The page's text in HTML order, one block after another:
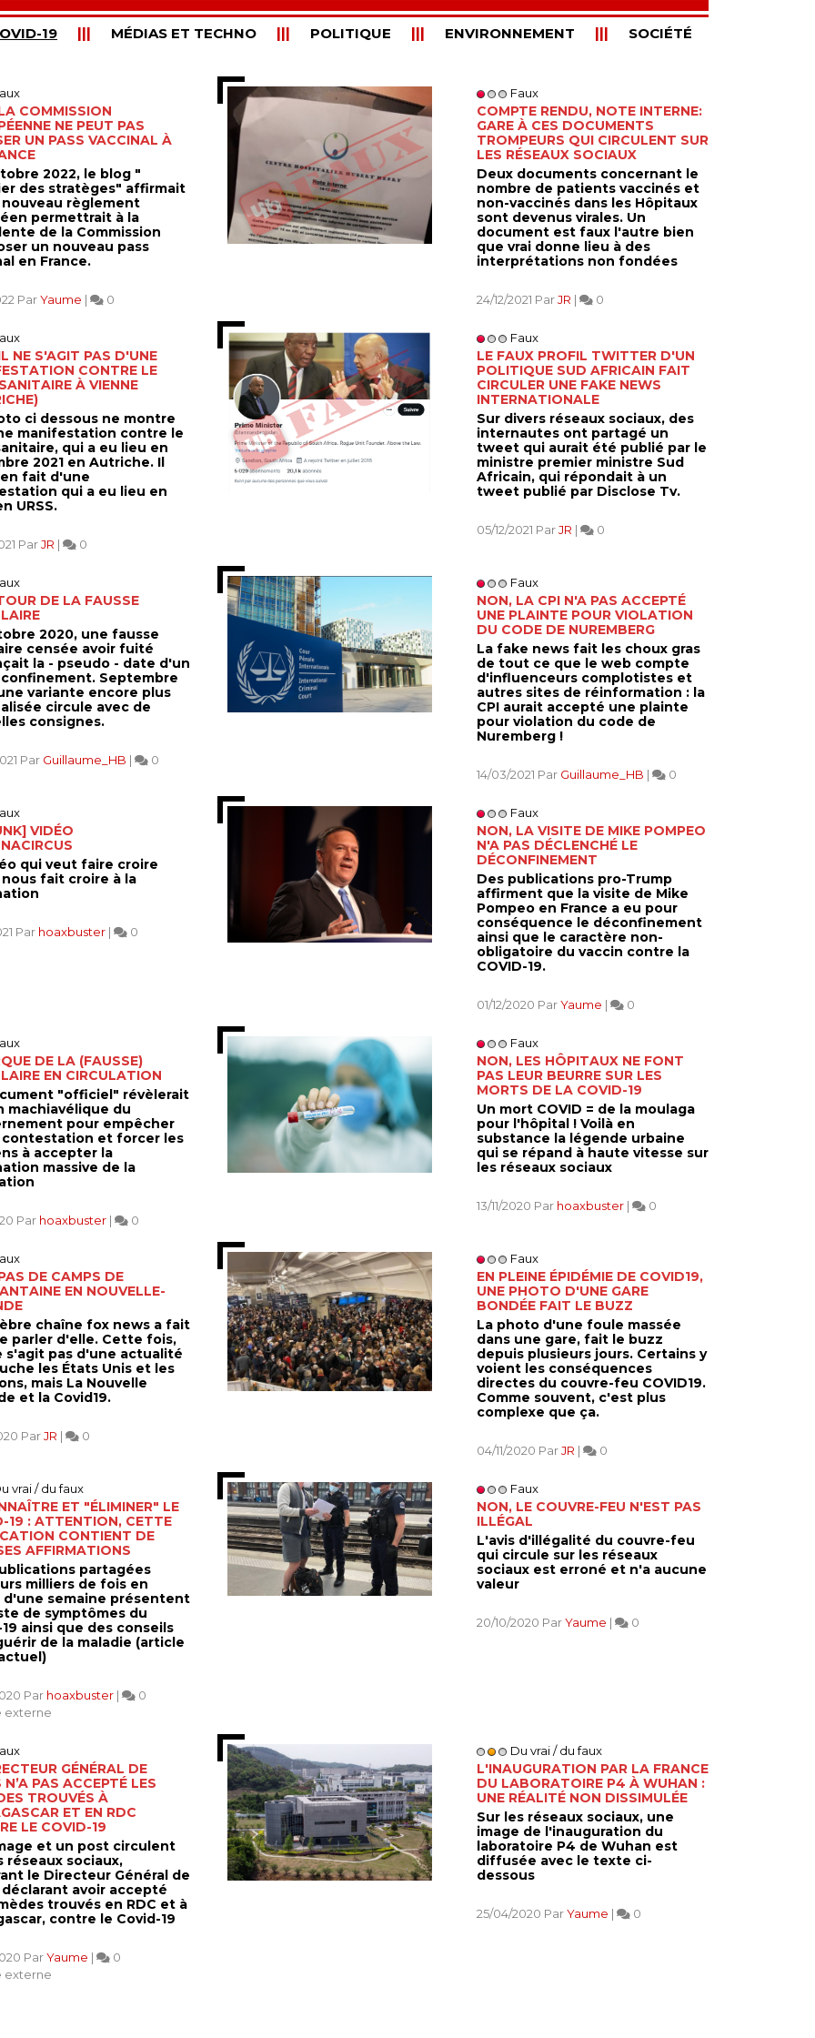
19 MÉDIAS ET TECHNO POLITIQUE ENVIRONNEMENT SOCIÉTÉ
COMMISSION
NE PEUT PAS
UN PASS VACCINAL À
2022, le blog "
des stratèges" affirmait
règlement
permettrait à la
de la Commission
un nouveau pass
en France.
ParYaume | 0
Faux
COMPTE RENDU, NOTE INTERNE:
GARE À CES DOCUMENTS
TROMPEURS QUI CIRCULENT SUR
LES RÉSEAUX SOCIAUX
Deux documents concernant le
nombre de patients vaccinés et
non-vaccinés dans les Hôpitaux
sont devenus virales. Un
document est faux l'autre bien
que vrai donne lieu à des
interprétations non fondées
24/12/2021 ParJR | 0
NE S'AGIT PAS D'UNE
CONTRE LE
À VIENNE
ci dessous ne montre
manifestation contre le
qui a eu lieu en
2021 en Autriche. Il
fait d'une
qui a eu lieu en
URSS.
ParJR | 0
Faux
LE FAUX PROFIL TWITTER D'UN
POLITIQUE SUD AFRICAIN FAIT
CIRCULER UNE FAKE NEWS
INTERNATIONALE
Sur divers réseaux sociaux, des
internautes ont partagé un
tweet qui aurait été publié par le
ministre premier ministre Sud
Africain, qui répondait à un
tweet publié par Disclose Tv.
05/12/2021 ParJR | 0
DE LA FAUSSE
2020, une fausse
censée avoir fuité
la - pseudo - date d'un
Septembre
variante encore plus
circule avec de
consignes.
Par Guillaume_HB | 0
Faux
NON, LA CPI N'A PAS ACCEPTÉ
UNE PLAINTE POUR VIOLATION
DU CODE DE NUREMBERG
La fake news fait les choux gras
de tout ce que le web compte
d'influenceurs complotistes et
autres sites de réinformation : la
CPI aurait accepté une plainte
pour violation du code de
Nuremberg !
14/03/2021 Par Guillaume_HB | 0
VIDÉO
qui veut faire croire
fait croire à la
Par hoaxbuster | 0
Faux
NON, LA VISITE DE MIKE POMPEO
N'A PAS DÉCLENCHÉ LE
DÉCONFINEMENT
Des publications pro-Trump
affirment que la visite de Mike
Pompeo en France a eu pour
conséquence le déconfinement
ainsi que le caractère non-
obligatoire du vaccin contre la
COVID-19.
01/12/2020 ParYaume | 0
DE LA (FAUSSE)
EN CIRCULATION
"officiel" révèlerait
machiavélique du
pour empêcher
et forcer les
à accepter la
massive de la
Par hoaxbuster | 0
Faux
NON, LES HÔPITAUX NE FONT
PAS LEUR BEURRE SUR LES
MORTS DE LA COVID-19
Un mort COVID = de la moulaga
pour l'hôpital ! Voilà en
substance la légende urbaine
qui se répand à haute vitesse sur
les réseaux sociaux
13/11/2020 Par hoaxbuster | 0
DE CAMPS DE
EN NOUVELLE-
chaîne fox news a fait
parler d'elle. Cette fois,
s'agit pas d'une actualité
les États Unis et les
mais La Nouvelle
et la Covid19.
ParJR | 0
Faux
EN PLEINE ÉPIDÉMIE DE COVID19,
UNE PHOTO D'UNE GARE
BONDÉE FAIT LE BUZZ
La photo d'une foule massée
dans une gare, fait le buzz
depuis plusieurs jours. Certains y
voient les conséquences
directes du couvre-feu COVID19.
Comme souvent, c'est plus
complexe que ça.
04/11/2020 ParJR | 0
vrai / du faux
ET "ÉLIMINER" LE
19 : ATTENTION, CETTE
CONTIENT DE
AFFIRMATIONS
partagées
milliers de fois en
d'une semaine présentent
de symptômes du
ainsi que des conseils
de la maladie (article
Par hoaxbuster |
0
externe
Faux
NON, LE COUVRE-FEU N'EST PAS
ILLÉGAL
L'avis d'illégalité du couvre-feu
qui circule sur les réseaux
sociaux est erroné et n'a aucune
valeur
20/10/2020 ParYaume | 0
GÉNÉRAL DE
N’A PAS ACCEPTÉ LES
TROUVÉS À
ET EN RDC
LE COVID-19
et un post circulent
réseaux sociaux,
le Directeur Général de
déclarant avoir accepté
trouvés en RDC et à
contre le Covid-19
ParYaume |
0
externe
Du vrai / du faux
L'INAUGURATION PAR LA FRANCE
DU LABORATOIRE P4 À WUHAN :
UNE RÉALITÉ NON DISSIMULÉE
Sur les réseaux sociaux, une
image de l'inauguration du
laboratoire P4 de Wuhan est
diffusée avec le texte ci-
dessous
25/04/2020 ParYaume | 0